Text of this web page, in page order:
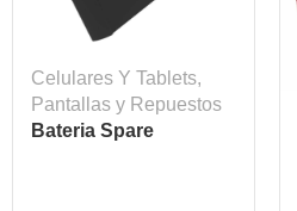
Celulares Y Tablets,
Pantallas y Repuestos
Bateria Spare